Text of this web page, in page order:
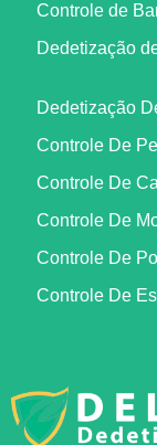
Controle de
Dedetização
Dedetização
Controle De
Controle De
Controle De
Controle De
Controle De